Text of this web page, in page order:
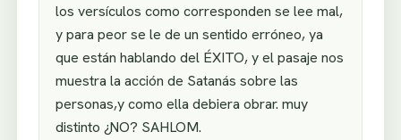
los versículos como corresponden se lee mal,
y para peor se le de un sentido erróneo, ya
que están hablando del ÉXITO, y el pasaje nos
muestra la acción de Satanás sobre las
personas,y como ella debiera obrar. muy
distinto ¿NO? SAHLOM.